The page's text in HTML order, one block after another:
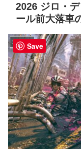
2026 ジロ・
ール前大落車
海外情報Save